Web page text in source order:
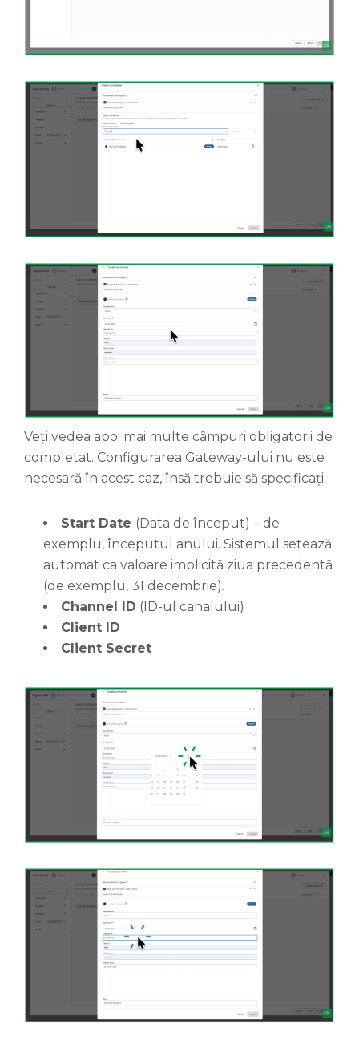
Veți vedea apoi mai multe câmpuri obligatorii de
completat. Configurarea Gateway-ului nu este
necesară în acest caz, însă trebuie să specificați:
Start Date (Data de început) – de
exemplu, începutul anului. Sistemul setează
automat ca valoare implicită ziua precedentă
(de exemplu, 31 decembrie).
Channel ID (ID-ul canalului)
Client ID
Client Secret